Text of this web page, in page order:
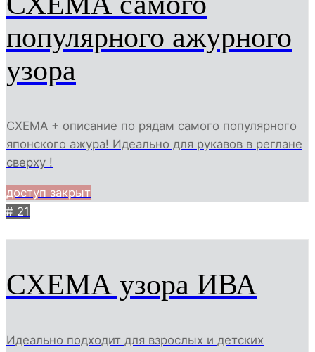
популярного ажурного
узора
СХЕМА + описание по рядам самого популярного
японского ажура! Идеально для рукавов в реглане
сверху !
доступ закрыт
# 21
СХЕМА узора ИВА
Идеально подходит для взрослых и детских